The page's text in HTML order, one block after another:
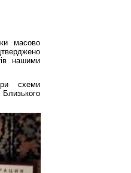
масово
нашими
схеми
Близького